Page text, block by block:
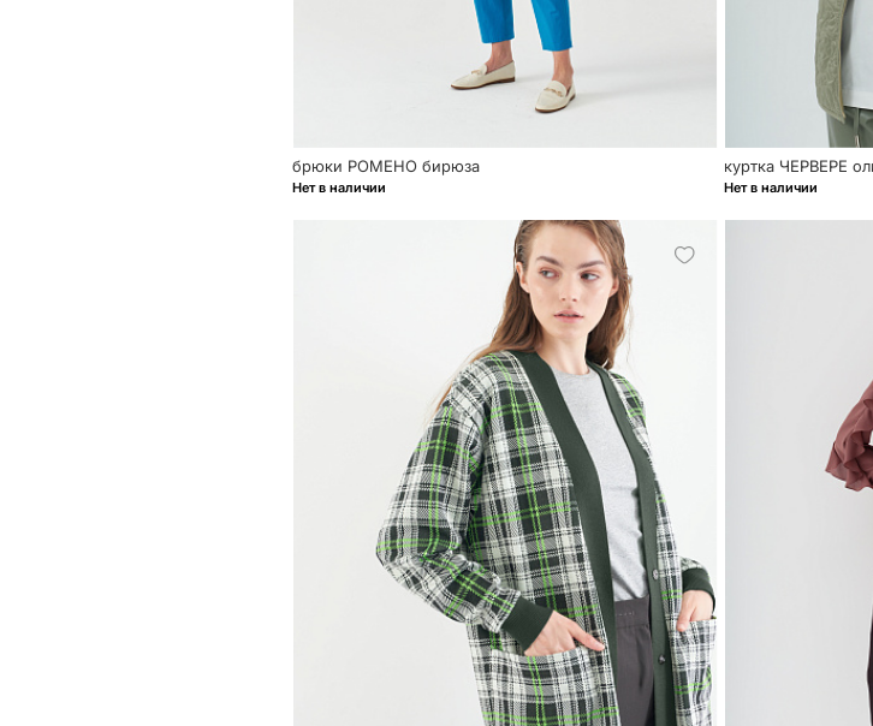
брюки РОМЕНО бирюза
Нет в наличии
куртка ЧЕРВЕРЕ
Нет в наличии